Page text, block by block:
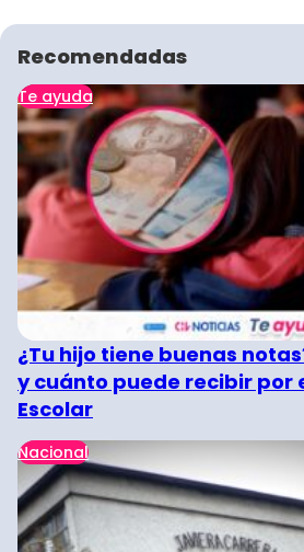
Recomendadas
Te ayuda
¿Tu hijo tiene buenas
y cuánto puede recibir por
Escolar
Nacional